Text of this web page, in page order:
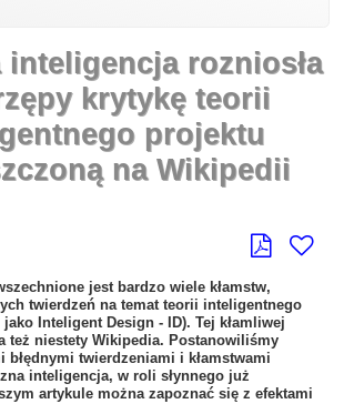
inteligencja rozniosła
krytykę teorii
projektu
na Wikipedii
jest bardzo wiele kłamstw,
twierdzeń na temat teorii inteligentnego
Inteligent Design - ID). Tej kłamliwej
też niestety Wikipedia. Postanowiliśmy
błędnymi twierdzeniami i kłamstwami
inteligencja, w roli słynnego już
artykule można zapoznać się z efektami